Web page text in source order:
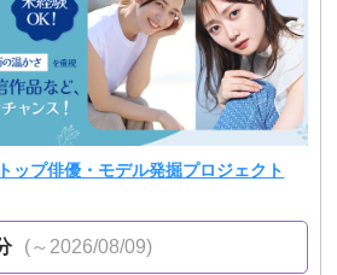
ップ俳優・モデル発掘プロジェクト
(～2026/08/09)